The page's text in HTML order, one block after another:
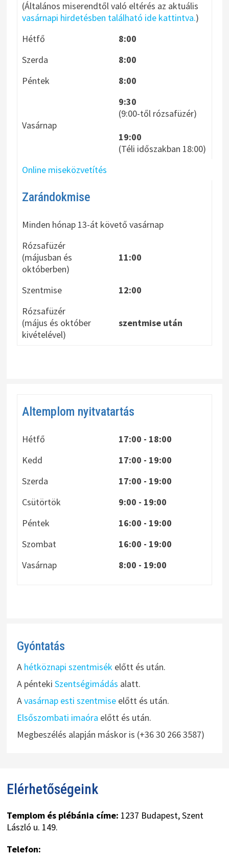
(Általános miserendtől való eltérés az aktuális
vasárnapi hirdetésben található ide kattintva.)
Hétfő
8:00
Szerda
8:00
Péntek
8:00
Vasárnap
9:30
(9:00-től rózsafüzér)
19:00
(Téli időszakban 18:00)
Online miseközvetítés
Zarándokmise
Minden hónap 13-át követő vasárnap
Rózsafüzér
(májusban és
októberben)
11:00
Szentmise
12:00
Rózsafüzér
(május és október
kivételével)
szentmise után
Altemplom nyitvatartás
Hétfő
17:00 - 18:00
Kedd
17:00 - 19:00
Szerda
17:00 - 19:00
Csütörtök
9:00 - 19:00
Péntek
16:00 - 19:00
Szombat
16:00 - 19:00
Vasárnap
8:00 - 19:00
Gyóntatás
A hétköznapi szentmisékelőtt és után.
A pénteki Szentségimádás alatt.
Avasárnap esti szentmiseelőtt és után.
Elsőszombati imaóra előtt és után.
Megbeszélés alapján máskor is (+36 30 266 3587)
Elérhetőségeink
Templom és plébánia címe: 1237 Budapest, Szent
László u. 149.
Telefon: